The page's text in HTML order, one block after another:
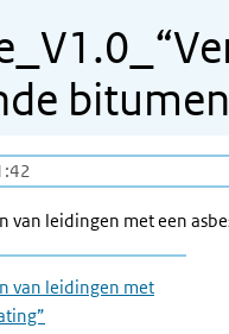
van leidingen met een
van leidingen met